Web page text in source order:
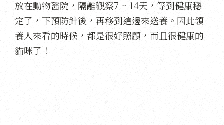
放在動物醫院，隔離觀察7 ~ 14天，等到健康穩
定了，下預防針後，再移到這邊來送養。因此領
養人來看的時候，都是很好照顧，而且很健康的
貓咪了！